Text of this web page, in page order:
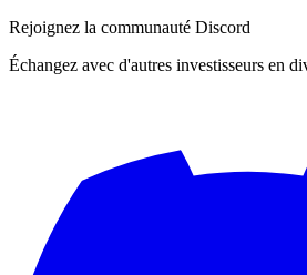
Rejoignez la communauté Discord
Échangez avec d'autres investisseurs en